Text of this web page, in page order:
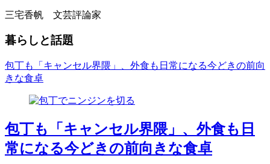
三宅香帆 文芸評論家
暮らしと話題
包丁も「キャンセル界隈」、外食も日常になる今どきの前向
きな食卓
包丁も「キャンセル界隈」、外食も日
常になる今どきの前向きな食卓